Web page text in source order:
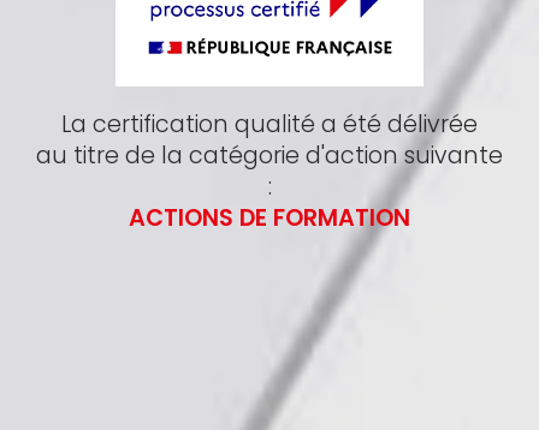
La certification qualité a été délivrée
au titre de la catégorie d'action suivante
:
ACTIONS DE FORMATION